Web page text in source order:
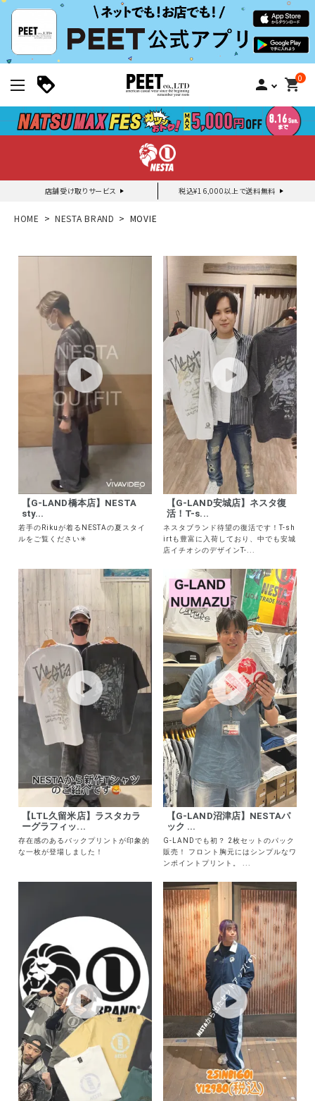
person 0
shopping_cart
店舗受け取りサービス 税込¥16,000以上で送料無料
新規会員登録｜ログイン
ご利用ガイド
ブランドメニュー
スタイリング
ニュース・特集
ランキング
詳しい条件から探す
HOME NESTA BRAND MOVIE
【G-LAND橋本店】NESTA
sty...
若手のRikuが着るNESTAの夏スタイ
ルをご覧ください✳︎
【G-LAND安城店】ネスタ復
活！T-s...
ネスタブランド待望の復活です！T-sh
irtも豊富に入荷しており、中でも安城
店イチオシのデザインT-...
【LTL久留米店】ラスタカラ
ーグラフィッ...
存在感のあるバックプリントが印象的
な一枚が登場しました！
【G-LAND沼津店】NESTAパ
ック ...
G-LANDでも初？ 2枚セットのパック
販売！ フロント胸元にはシンプルなワ
ンポイントプリント。 ...